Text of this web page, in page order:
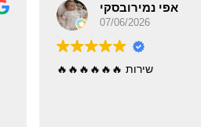
אפי נמירובסקי